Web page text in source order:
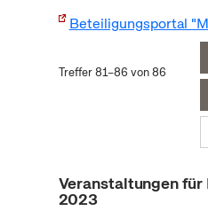
Beteiligungsportal
Treffer 81–86 von 86
Veranstaltungen
2023